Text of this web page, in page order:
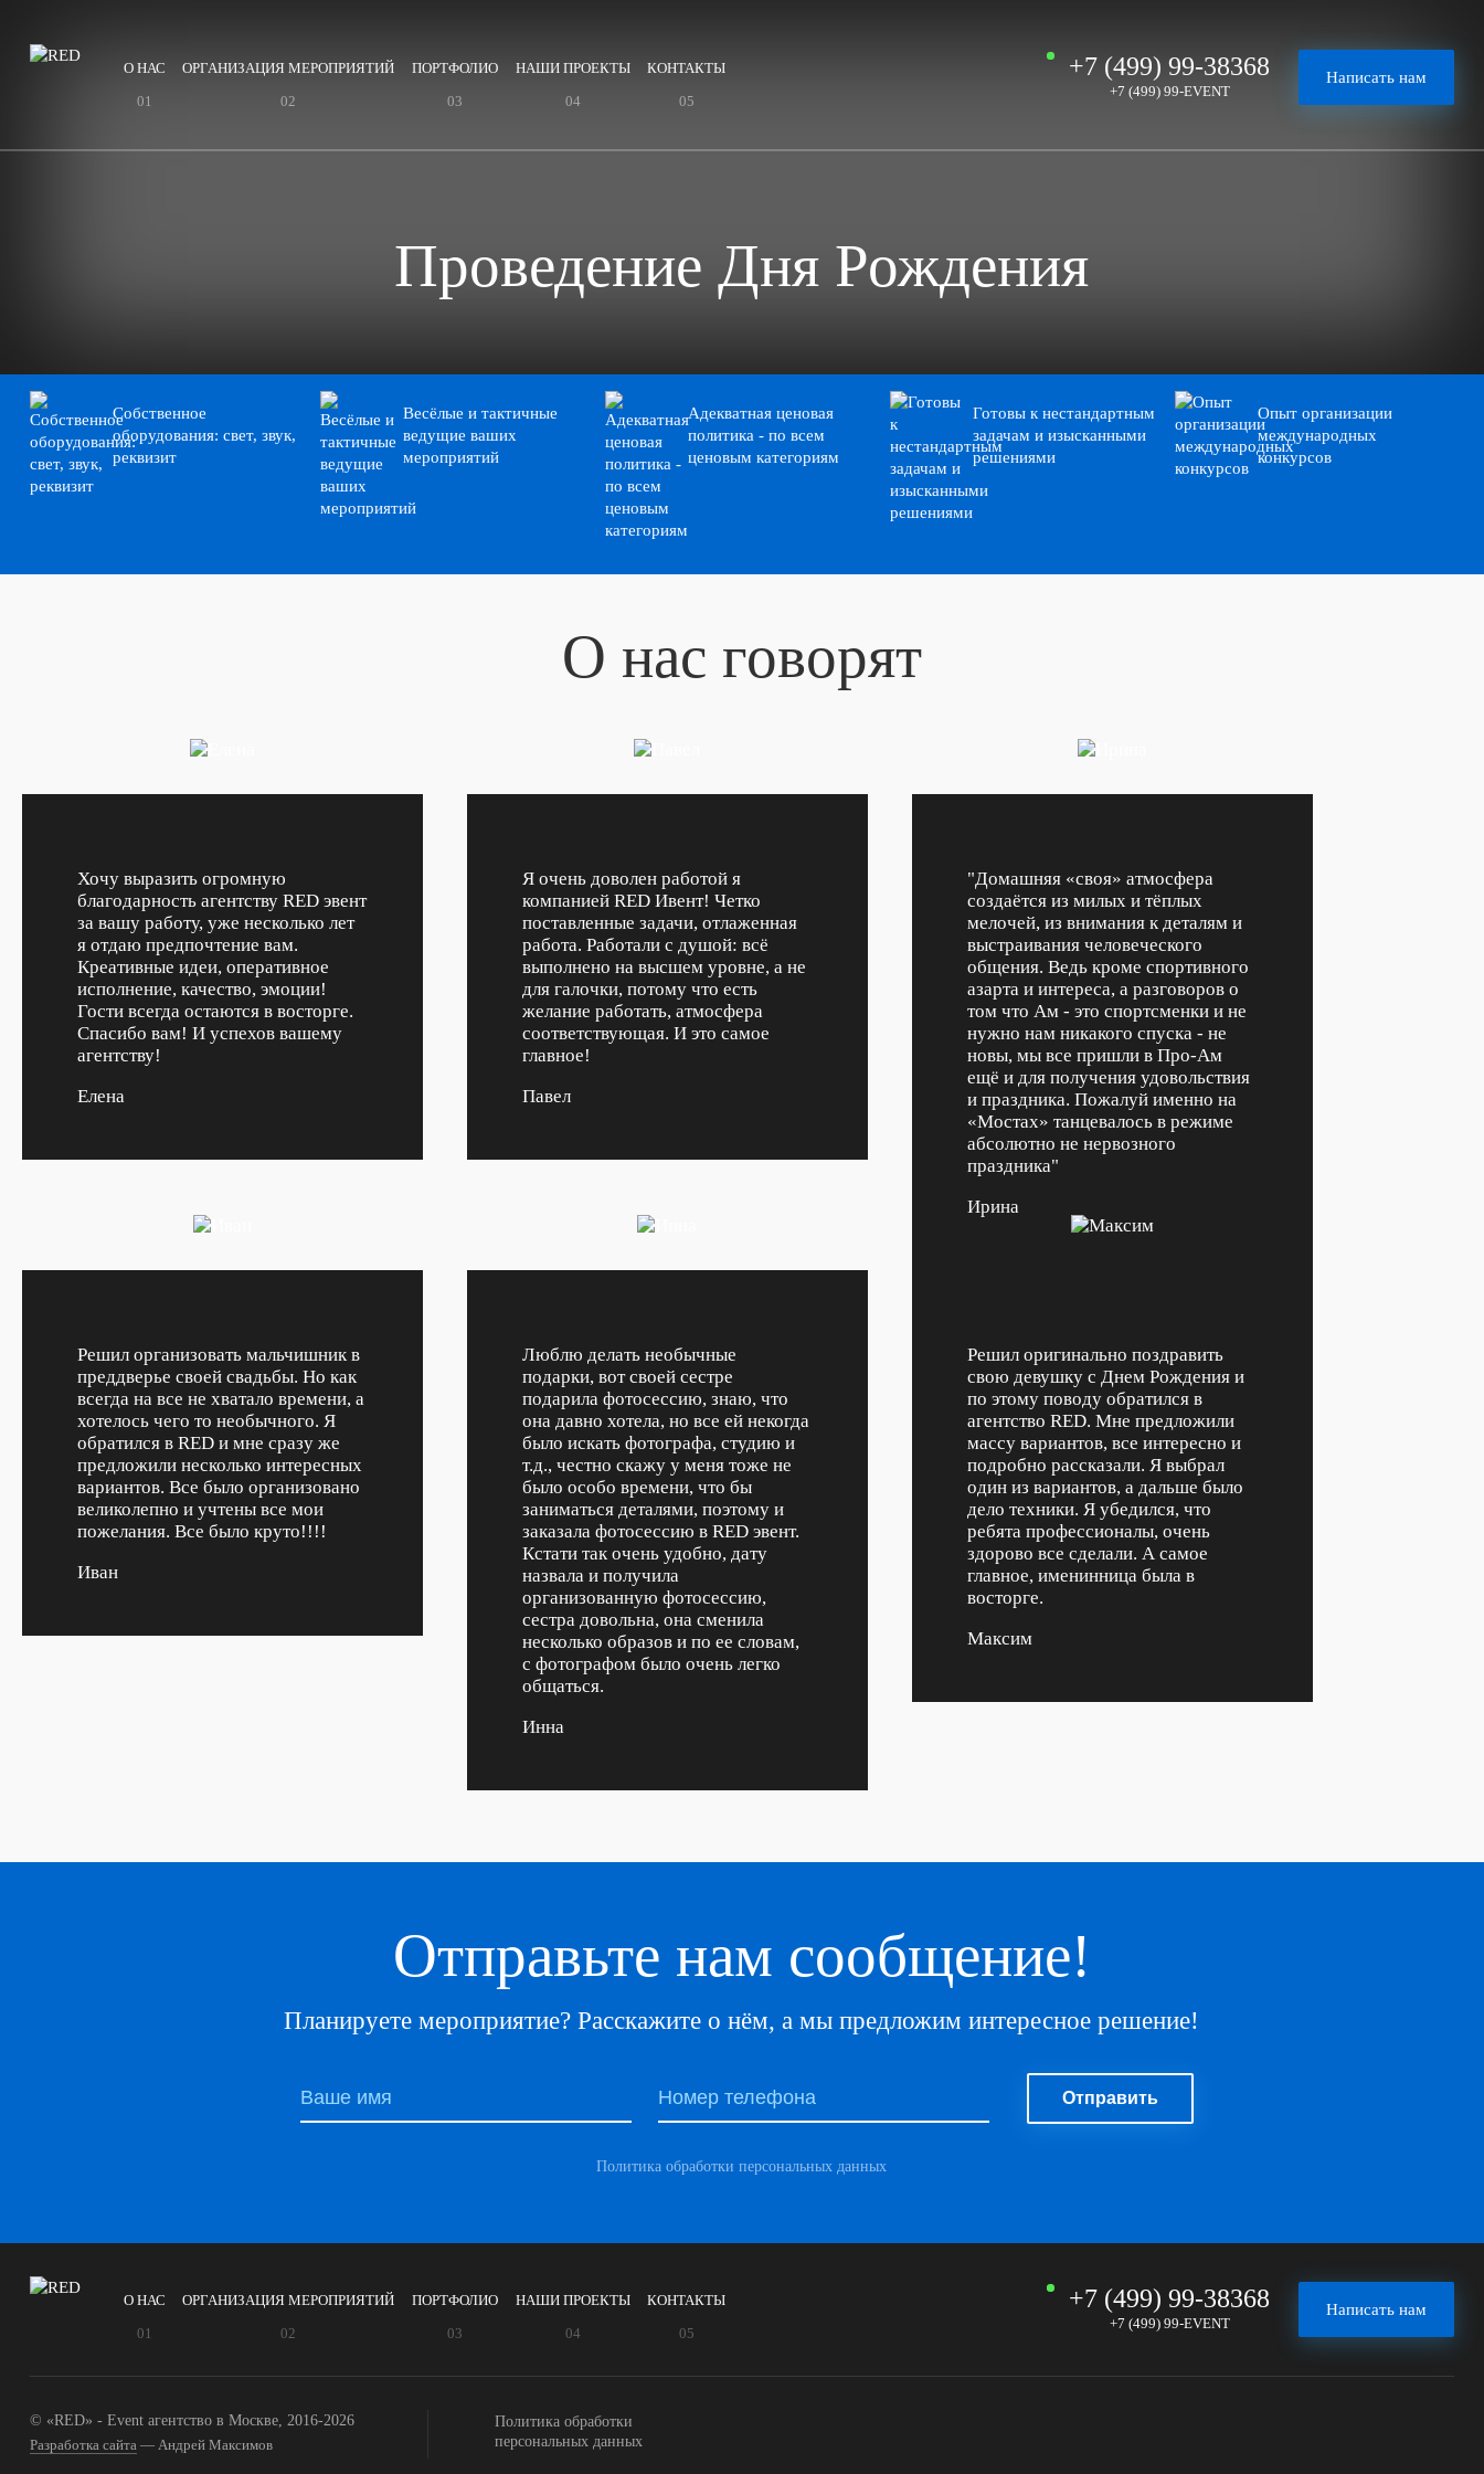
О НАС ОРГАНИЗАЦИЯ МЕРОПРИЯТИЙ ПОРТФОЛИО НАШИ ПРОЕКТЫ КОНТАКТЫ
Написать нам
+7 (499) 99-38368
+7 (499) 99-EVENT
Проведение Дня Рождения
Собственное
оборудования: свет, звук,
реквизит
Весёлые и тактичные
ведущие ваших
мероприятий
Адекватная ценовая
политика - по всем
ценовым категориям
Готовы к нестандартным
задачам и изысканными
решениями
Опыт организации
международных
конкурсов
О нас говорят
Хочу выразить огромную
благодарность агентству RED эвент
за вашу работу, уже несколько лет
я отдаю предпочтение вам.
Креативные идеи, оперативное
исполнение, качество, эмоции!
Гости всегда остаются в восторге.
Спасибо вам! И успехов вашему
агентству!
Елена
Я очень доволен работой я
компанией RED Ивент! Четко
поставленные задачи, отлаженная
работа. Работали с душой: всё
выполнено на высшем уровне, а не
для галочки, потому что есть
желание работать, атмосфера
соответствующая. И это самое
главное!
Павел
"Домашняя «своя» атмосфера
создаётся из милых и тёплых
мелочей, из внимания к деталям и
выстраивания человеческого
общения. Ведь кроме спортивного
азарта и интереса, а разговоров о
том что Ам - это спортсменки и не
нужно нам никакого спуска - не
новы, мы все пришли в Про-Ам
ещё и для получения удовольствия
и праздника. Пожалуй именно на
«Мостах» танцевалось в режиме
абсолютно не нервозного
праздника"
Ирина
Решил организовать мальчишник в
преддверье своей свадьбы. Но как
всегда на все не хватало времени, а
хотелось чего то необычного. Я
обратился в RED и мне сразу же
предложили несколько интересных
вариантов. Все было организовано
великолепно и учтены все мои
пожелания. Все было круто!!!!
Иван
Люблю делать необычные
подарки, вот своей сестре
подарила фотосессию, знаю, что
она давно хотела, но все ей некогда
было искать фотографа, студию и
т.д., честно скажу у меня тоже не
было особо времени, что бы
заниматься деталями, поэтому и
заказала фотосессию в RED эвент.
Кстати так очень удобно, дату
назвала и получила
организованную фотосессию,
сестра довольна, она сменила
несколько образов и по ее словам,
с фотографом было очень легко
общаться.
Инна
Решил оригинально поздравить
свою девушку с Днем Рождения и
по этому поводу обратился в
агентство RED. Мне предложили
массу вариантов, все интересно и
подробно рассказали. Я выбрал
один из вариантов, а дальше было
дело техники. Я убедился, что
ребята профессионалы, очень
здорово все сделали. А самое
главное, именинница была в
восторге.
Максим
Отправьте нам сообщение!
Планируете мероприятие? Расскажите о нём, а мы предложим интересное решение!
Политика обработки персональных данных
О НАС ОРГАНИЗАЦИЯ МЕРОПРИЯТИЙ ПОРТФОЛИО НАШИ ПРОЕКТЫ КОНТАКТЫ
Написать нам
+7 (499) 99-38368
+7 (499) 99-EVENT
© «RED» - Event агентство в Москве, 2016-2026
Разработка сайта— Андрей Максимов
Политика обработки
персональных данных